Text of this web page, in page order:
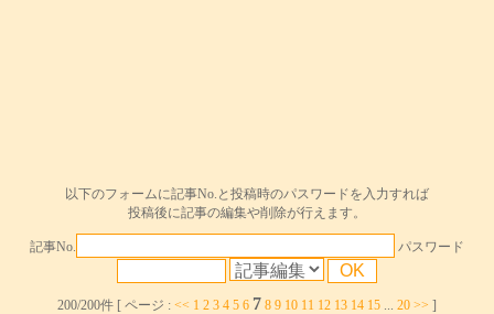
以下のフォームに記事No.と投稿時のパスワードを入力すれば
投稿後に記事の編集や削除が行えます。
記事No. パスワード
200/200件 [ ページ : << 1 2 3 4 5 6 7 8 9 10 11 12 13 14 15 ... 20 >> ]